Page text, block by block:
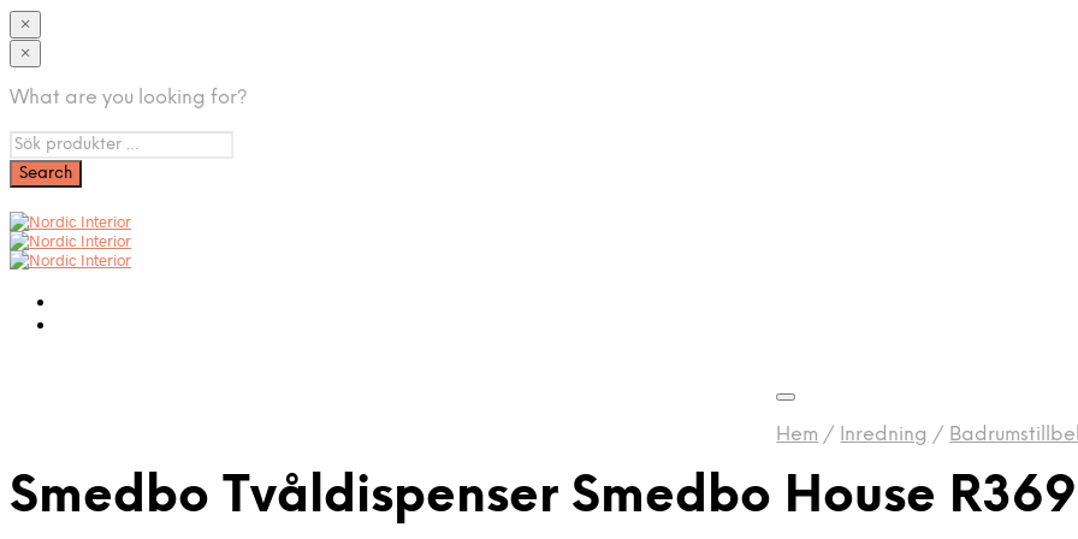
×
×
What are you looking for?
Hem / Inredning /
Smedbo Tvåldispenser Smedbo House